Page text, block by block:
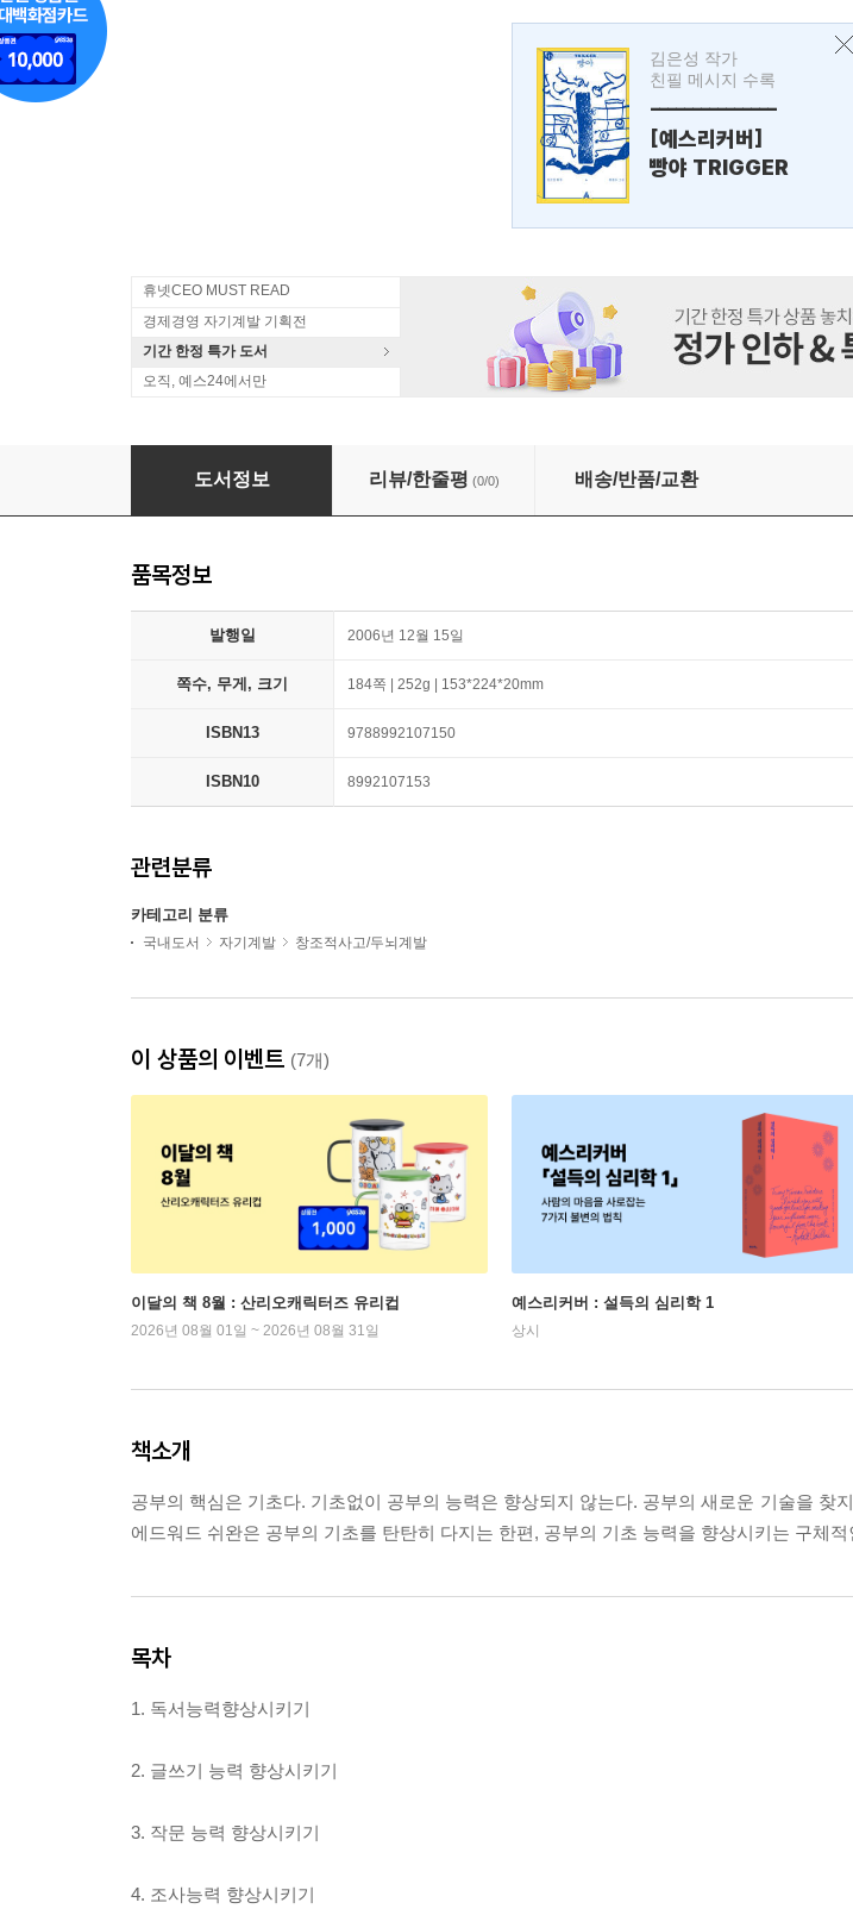
김은성 작가
친필 메시지 수록
---------------
[예스리커버]
빵야 TRIGGER
휴넷CEO MUST READ
경제경영 자기계발 기획전
기간 한정 특가 도서
오직, 예스24에서만
하우 투 스터디
도서정보 리뷰/한줄평 (0/0) 배송/반품/교환
품목정보
발행일 2006년 12월 15일
쪽수, 무게, 크기 184쪽 | 252g | 153*224*20mm
ISBN13 9788992107150
ISBN10 8992107153
관련분류
카테고리 분류
국내도서 자기계발 창조적사고/두뇌계발
이 상품의 이벤트 (7개)
이달의 책 8월 : 산리오캐릭터즈 유리컵
2026년 08월 01일 ~ 2026년 08월 31일
예스리커버 : 설득의 심리학 1
상시
책소개
공부의 핵심은 기초다. 기초없이 공부의 능력은 향상되지 않는다. 공부의 새로운 기술을 찾
에드워드 쉬완은 공부의 기초를 탄탄히 다지는 한편, 공부의 기초 능력을 향상시키는 구체
목차
1. 독서능력향상시키기
2. 글쓰기 능력 향상시키기
3. 작문 능력 향상시키기
4. 조사능력 향상시키기